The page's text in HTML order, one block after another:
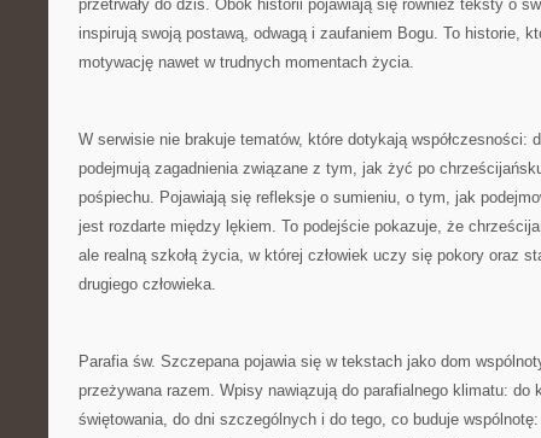
przetrwały do dziś. Obok historii pojawiają się również teksty o
inspirują swoją postawą, odwagą i zaufaniem Bogu. To historie,
motywację nawet w trudnych momentach życia.
W serwisie nie brakuje tematów, które dotykają współczesności:
podejmują zagadnienia związane z tym, jak żyć po
pośpiechu. Pojawiają się refleksje o sumieniu, o tym, jak
jest rozdarte między lękiem. To podejście pokazuje, że
ale realną szkołą życia, w której człowiek uczy się pokory oraz
drugiego człowieka.
Parafia św. Szczepana pojawia się w tekstach jako dom
przeżywana razem. Wpisy nawiązują do parafialnego klimatu: do
świętowania, do dni szczególnych i do tego, co buduje